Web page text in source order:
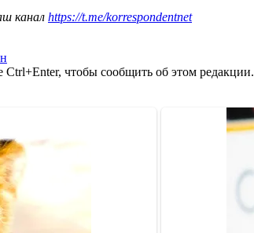
канал https://t.me/korrespondentnet
чтобы сообщить об этом редакции.